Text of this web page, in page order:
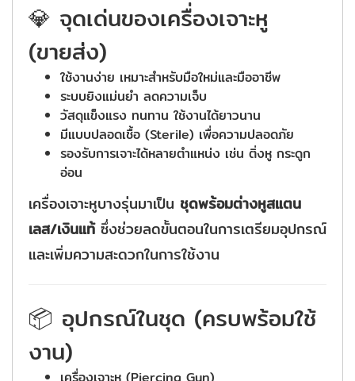
💎 จุดเด่นของเครื่องเจาะหู
(ขายส่ง)
ใช้งานง่าย เหมาะสำหรับมือใหม่และมืออาชีพ
ระบบยิงแม่นยำ ลดความเจ็บ
วัสดุแข็งแรง ทนทาน ใช้งานได้ยาวนาน
มีแบบปลอดเชื้อ (Sterile) เพื่อความปลอดภัย
รองรับการเจาะได้หลายตำแหน่ง เช่น ติ่งหู กระดูก
อ่อน
เครื่องเจาะหูบางรุ่นมาเป็น ชุดพร้อมต่างหูสแตน
เลส/เงินแท้ซึ่งช่วยลดขั้นตอนในการเตรียมอุปกรณ์
และเพิ่มความสะดวกในการใช้งาน
📦 อุปกรณ์ในชุด (ครบพร้อมใช้
งาน)
เครื่องเจาะหู (Piercing Gun)